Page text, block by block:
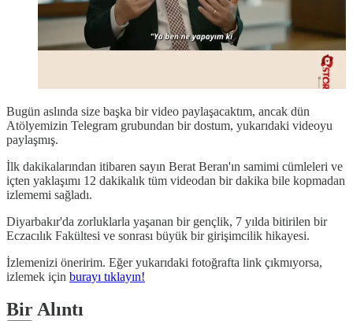
Bugün aslında size başka bir video paylaşacaktım, ancak dün
Atölyemizin Telegram grubundan bir dostum, yukarıdaki videoyu
paylaşmış.
İlk dakikalarından itibaren sayın Berat Beran'ın samimi cümleleri ve
içten yaklaşımı 12 dakikalık tüm videodan bir dakika bile kopmadan
izlememi sağladı.
Diyarbakır'da zorluklarla yaşanan bir gençlik, 7 yılda bitirilen bir
Eczacılık Fakültesi ve sonrası büyük bir girişimcilik hikayesi.
İzlemenizi öneririm. Eğer yukarıdaki fotoğrafta link çıkmıyorsa,
izlemek için burayı tıklayın!
Bir Alıntı